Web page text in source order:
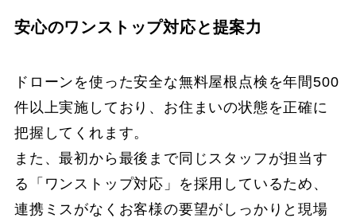
安心のワンストップ対応と提案力
ドローンを使った安全な無料屋根点検を年間500
件以上実施しており、お住まいの状態を正確に
把握してくれます。
また、最初から最後まで同じスタッフが担当す
る「ワンストップ対応」を採用しているため、
連携ミスがなくお客様の要望がしっかりと現場